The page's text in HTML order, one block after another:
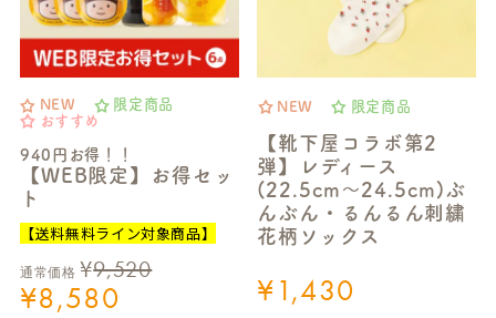
NEW
限定商品
おすすめ
940円お得！！
【WEB限定】お得セッ
ト
【送料無料ライン対象商品】
通常価格 ¥9,520
¥8,580
NEW 限定商品
【靴下屋コラボ第2
弾】レディース
(22.5cm～24.5cm)ぶ
んぶん・るんるん刺繍
花柄ソックス
¥1,430